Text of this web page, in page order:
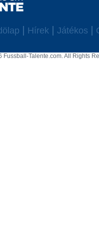
Hírek Játékos
Talente.com. All Rights